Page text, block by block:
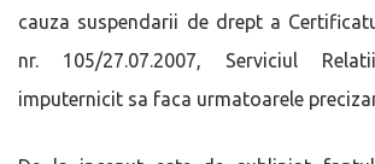
cauza suspendarii de drept a
nr. 105/27.07.2007, Serviciul
imputernicit sa faca urmatoarele